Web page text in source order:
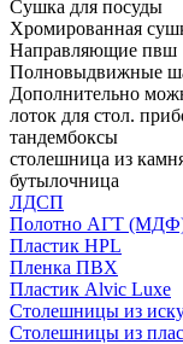
Сушка для посуды
Хромированная
Направляющие пвш
Полновыдвижные
Дополнительно
лоток для стол.
тандембоксы
столешница из
бутылочница
ЛДСП
Полотно АГТ
Пластик HPL
Пленка ПВХ
Пластик Alvic Luxe
Столешницы из
Столешницы из